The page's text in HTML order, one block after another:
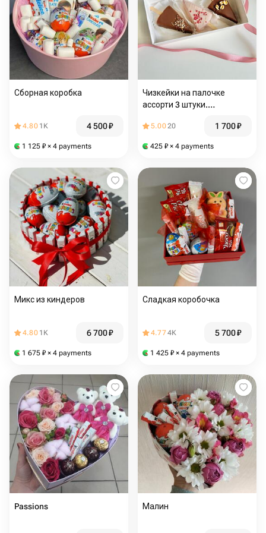
Сборная коробка
4.80 1K 4 500₽
1 125 ₽ × 4 payments
Чизкейки на палочке
ассорти 3 штуки.
марта, для мамы, девушки,
5.0020 1 700₽
425 ₽ × 4 payments
Микс из киндеров
4.80 1K 6 700₽
1 675 ₽ × 4 payments
Сладкая коробочка
4.774K 5 700₽
1 425 ₽ × 4 payments
Passions Малин